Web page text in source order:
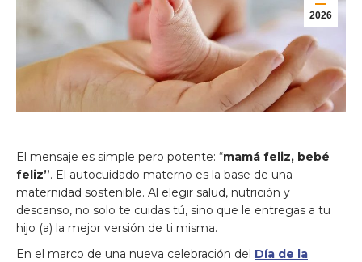
2026
El mensaje es simple pero potente: “mamá feliz, bebé
feliz”. El autocuidado materno es la base de una
maternidad sostenible. Al elegir salud, nutrición y
descanso, no solo te cuidas tú, sino que le entregas a tu
hijo (a) la mejor versión de ti misma.
En el marco de una nueva celebración del Día de la